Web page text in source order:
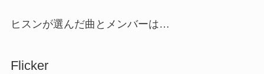
ヒスンが選んだ曲とメンバーは…
Flicker